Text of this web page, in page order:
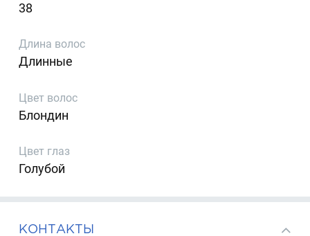
38
Длина волос
Длинные
Цвет волос
Блондин
Цвет глаз
Голубой
КОНТАКТЫ